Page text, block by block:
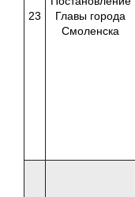
23
Главы города
Смоленска